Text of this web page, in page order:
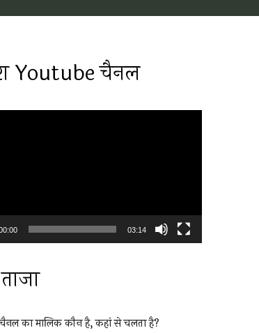
Youtube चैनल
03:14
का मालिक कौन है, कहां से चलता है?